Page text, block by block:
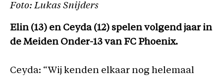
Foto: Lukas Snijders
Elin (13) en Ceyda (12) spelen volgend jaar in
de Meiden Onder-13 van FC Phoenix.
Ceyda: “Wij kenden elkaar nog helemaal